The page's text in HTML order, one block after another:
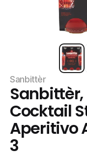
Sanbittèr
Cocktail
Aperitivo
3